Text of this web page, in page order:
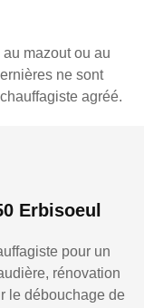
mazout ou au
ne sont
agréé.
Erbisoeul
pour un
rénovation
le débouchage de